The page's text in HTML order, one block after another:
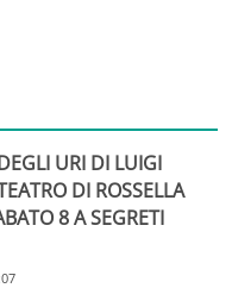
URI DI LUIGI
DI ROSSELLA
8 A SEGRETI